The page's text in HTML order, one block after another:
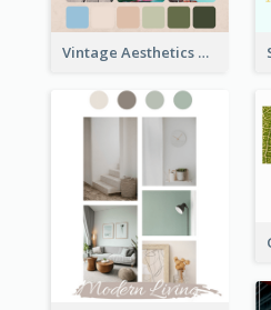
Vintage Aesthetics Mood Board